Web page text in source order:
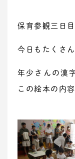
保育参観三日
今日もたくさ
年少さんの漢
この絵本の内